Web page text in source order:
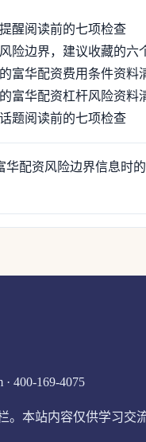
醒阅读前的七项检查
险边界，建议收藏的六
富华配资费用条件资料
富华配资杠杆风险资料
题阅读前的七项检查
华配资风险边界信息时
· 400-169-4075
。本站内容仅供学习交